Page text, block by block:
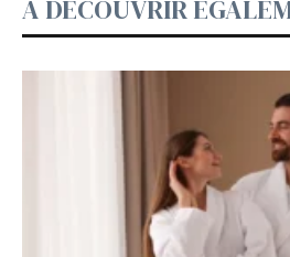
À DÉCOUVRIR